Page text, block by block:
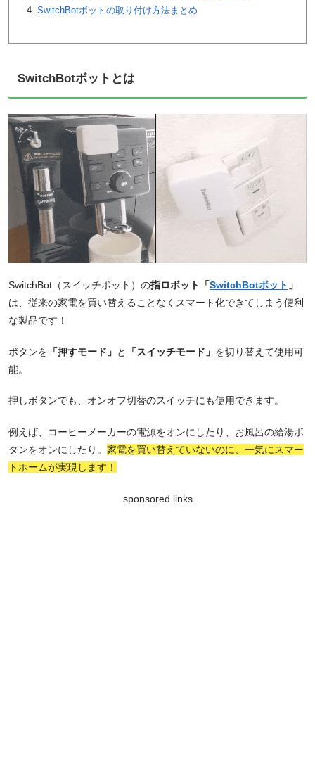
SwitchBotボットの取り付け方法まとめ
SwitchBotボットとは
SwitchBot（スイッチボット）の指ロボット「SwitchBotボット 」
は、従来の家電を買い替えることなくスマート化できてしまう便利
な製品です！
ボタンを 「押すモード」 と 「スイッチモード」 を切り替えて使用可
能。
押しボタンでも、オンオフ切替のスイッチにも使用できます。
例えば、コーヒーメーカーの電源をオンにしたり、お風呂の給湯ボ
タンをオンにしたり。 家電を買い替えていないのに、一気にスマー
トホームが実現します！
sponsored links